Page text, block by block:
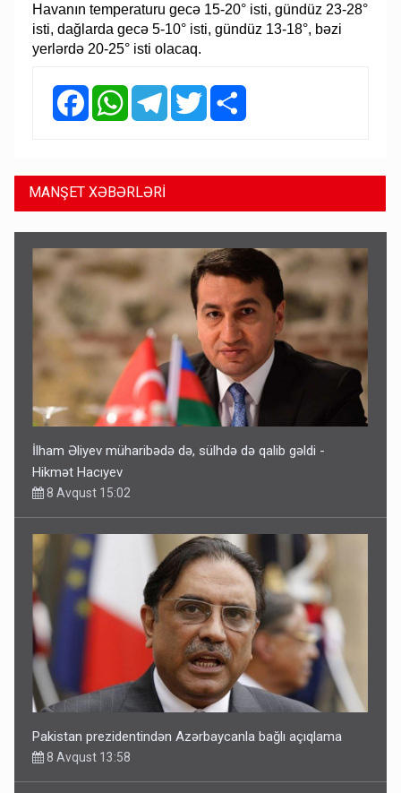
Havanın temperaturu gecə 15-20° isti, gündüz 23-28°
isti, dağlarda gecə 5-10° isti, gündüz 13-18°, bəzi
yerlərdə 20-25° isti olacaq.
FacebookWhatsAppTelegramTwitter
MANŞET XƏBƏRLƏRİ
İlham Əliyev müharibədə də, sülhdə də qalib gəldi -
Hikmət Hacıyev
8 Avqust 15:02
Pakistan prezidentindən Azərbaycanla bağlı açıqlama
8 Avqust 13:58